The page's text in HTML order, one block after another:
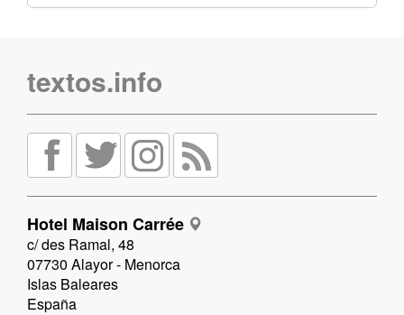
textos.info
Hotel Maison Carrée
c/ des Ramal, 48
07730 Alayor - Menorca
Islas Baleares
España